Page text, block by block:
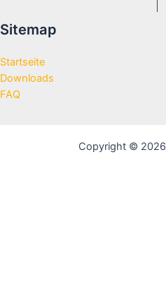
Sitemap
Startseite
Downloads
FAQ
Copyright © 2026